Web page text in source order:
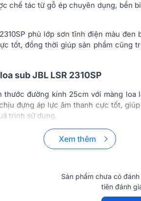
chế tác từ gỗ ép chuyên dụng, bền
phủ lớp sơn tĩnh điện màu đen
tốt, đồng thời giúp sản phẩm cũng
sub JBL LSR 2310SP
thước đường kính 25cm với màng loa
đựng áp lực âm thanh cực tốt, giúp
trình sử dụng.
180W, tái hiện âm thanh ở dải tần
cực chắc khỏe, phù hợp để chơi
phụ cung cấp khả năng tái tạo tuyệt
Xem thêm
Sản phẩm chưa có
tiên đánh